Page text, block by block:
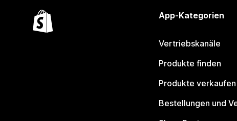
App-Kategorien
Vertriebskanäle
Produkte finden
Produkte verkaufen
Bestellungen und